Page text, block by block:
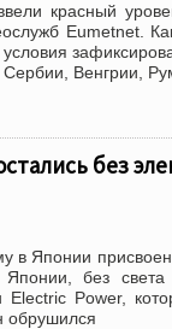
красный
Eumetnet.
Сербии, Венгрии,
без
в Японии
без
Electric Power,
обрушился